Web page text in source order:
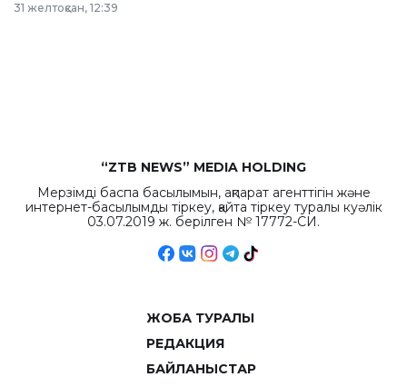
республиканского
31 желтоқсан, 12:39
“ZTB NEWS” MEDIA HOLDING
Мерзімді баспа басылымын, ақпарат агенттігін және
интернет-басылымды тіркеу, қайта тіркеу туралы куәлік
03.07.2019 ж. берілген № 17772-СИ.
ЖОБА ТУРАЛЫ
РЕДАКЦИЯ
БАЙЛАНЫСТАР